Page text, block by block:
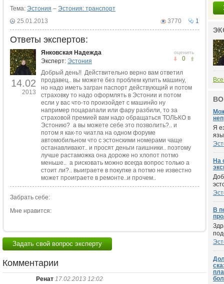
Тема: Эстония – Эстония: транспорт
1
3770
25.01.2013
Ответы экспертов:
14.02
2013
оценить
0
Янковская Надежда
Эксперт: Эстония
Добрый день!! Действительно верно вам ответил
продавец.. вы можете без проблем купить машину,
но надо иметь загран паспорт действующий и потом
страховку то надо оформлять в Эстонии и потом
если у вас что-то произойдет с машинйо ну
например поцарапали или фару разбили, то за
страховой премией вам надо обращаться ТОЛЬКО в
Эстонию? а вы можете себе это позволить?.. и
потом я как-то чиатла на одном форуме
автомобильном что с эстонскими номерами чаще
останавливают.. и просят деньги гаишники.. поэтому
лучше растаможка она дороже но хлопот потмо
меньше.. а рисковать можно всегда вопрос только а
стоит ли?.. выиграете в покупке а потмо не известно
может проиграете в ремонте..и прочем..
Забрать себе:
Мне нравится:
Задать свой вопрос эксперту
Комментарии
Ренат 17.02.2013 12:02
Я
На
В